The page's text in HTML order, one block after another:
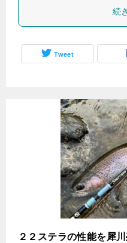
続
Tweet
２２ステラの性能を犀